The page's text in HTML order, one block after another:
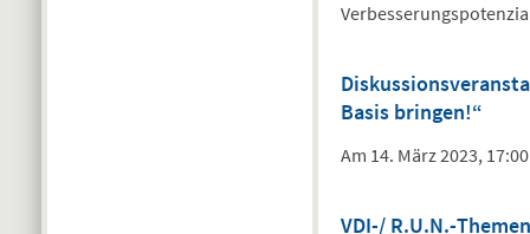
Basis bringen!“
Am 14. März 2023,
VDI-/ R.U.N.-